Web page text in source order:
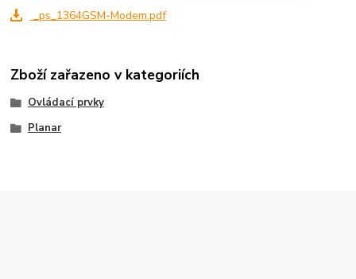
_ps_1364GSM-Modem.pdf
Zboží zařazeno v kategoriích
Ovládací prvky
Planar